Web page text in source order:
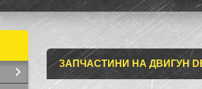
ЗАПЧАСТИНИ НА ДВИГУН